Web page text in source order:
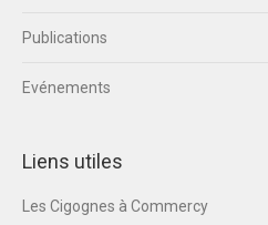
Publications
Evénements
Liens utiles
Les Cigognes à Commercy